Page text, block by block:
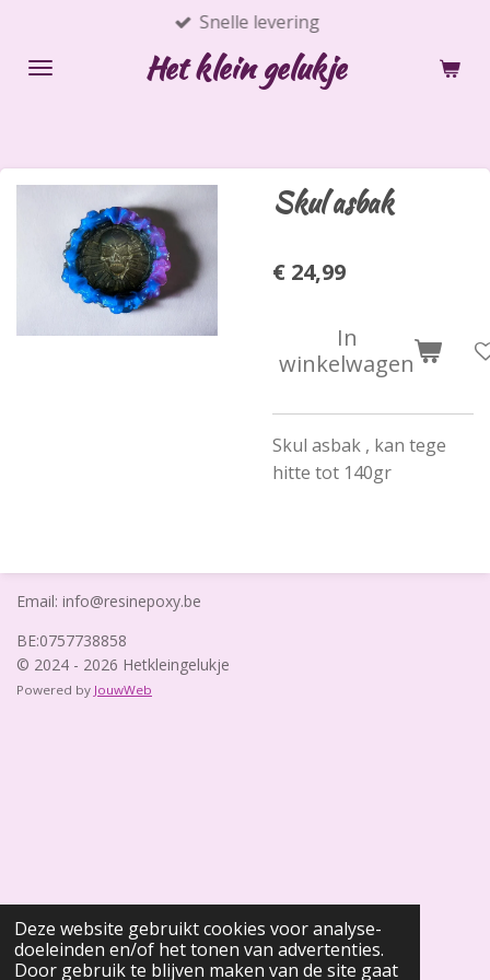
Deze website gebruikt cookies voor analyse-
doeleinden en/of het tonen van advertenties.
Door gebruik te blijven maken van de site gaat
naar
Het klein gelukje
Snelle levering
Skul asbak
€ 24,99
In
winkelwagen
Skul asbak , kan tege
hitte tot 140gr
Email: info@resinepoxy.be
BE:0757738858
© 2024 - 2026 Hetkleingelukje
Powered by JouwWeb